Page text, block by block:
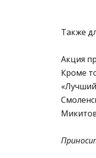
Также
Акция
Кроме